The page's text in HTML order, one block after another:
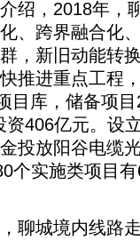
，2018年，
、跨界融合化
，新旧动能转
推进重点工程
目库，储备项
406亿元。设
投放阳谷电缆
个实施类项目
城境内线路